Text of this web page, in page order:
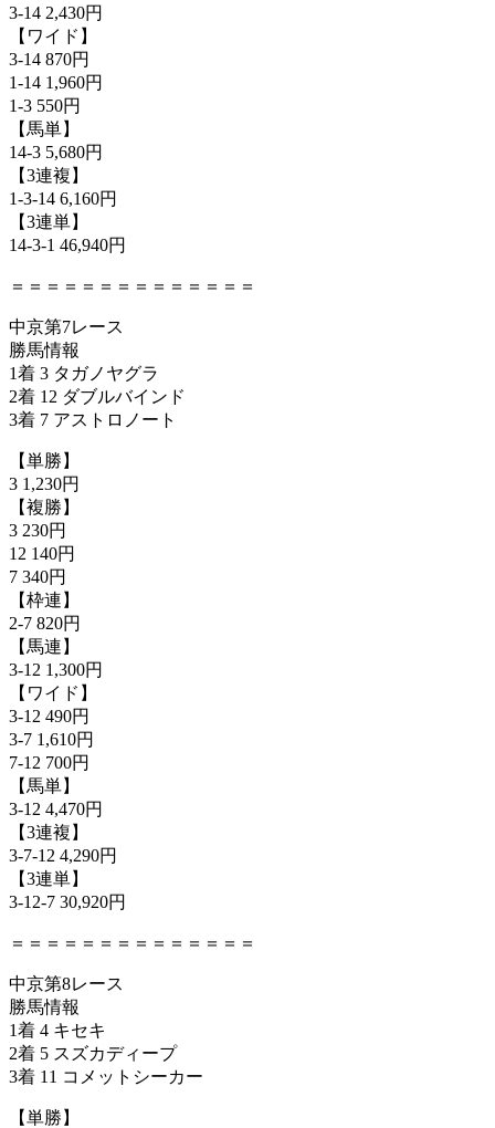
3-14 2,430円
【ワイド】
3-14 870円
1-14 1,960円
1-3 550円
【馬単】
14-3 5,680円
【3連複】
1-3-14 6,160円
【3連単】
14-3-1 46,940円
＝＝＝＝＝＝＝＝＝＝＝＝＝＝
中京第7レース
勝馬情報
1着 3 タガノヤグラ
2着 12 ダブルバインド
3着 7 アストロノート
【単勝】
3 1,230円
【複勝】
3 230円
12 140円
7 340円
【枠連】
2-7 820円
【馬連】
3-12 1,300円
【ワイド】
3-12 490円
3-7 1,610円
7-12 700円
【馬単】
3-12 4,470円
【3連複】
3-7-12 4,290円
【3連単】
3-12-7 30,920円
＝＝＝＝＝＝＝＝＝＝＝＝＝＝
中京第8レース
勝馬情報
1着 4 キセキ
2着 5 スズカディープ
3着 11 コメットシーカー
【単勝】